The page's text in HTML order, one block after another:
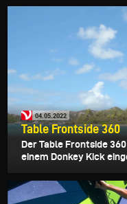
04.05.2022
Table Frontside 360
Der Table Frontside
einem Donkey Kick